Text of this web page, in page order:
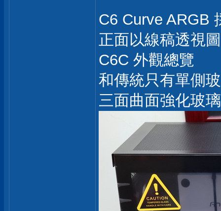
C6 Curve ARGB
正面以線稿透視
C6C 外觀總覽
和傳統只有單側
三面曲面強化玻